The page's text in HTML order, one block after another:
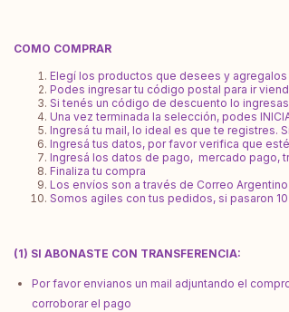
COMO COMPRAR
Elegí los productos que desees y agregalos
Podes ingresar tu código postal para ir
Si tenés un código de descuento lo ingresas
Una vez terminada la selección, podes
Ingresá tu mail, lo ideal es que te registres.
Ingresá tus datos, por favor verifica que
Ingresá los datos de pago, mercado pago,
Finaliza tu compra
Los envíos son a través de Correo
Somos agiles con tus pedidos, si pasaron
(1) SI ABONASTE CON TRANSFERENCIA:
Por favor envianos un mail adjuntando el
corroborar el pago